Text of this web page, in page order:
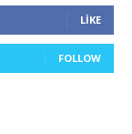
LIKE
FOLLOW